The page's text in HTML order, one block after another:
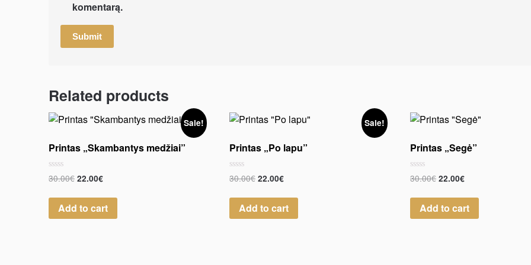
komentarą.
Related products
Sale!
Printas „Skambantys medžiai”
Rated
0
of
30.00€ 22.00€
Add to cart
Sale!
Printas „Po lapu”
Rated
0
of
30.00€ 22.00€
Add to cart
Printas „Segė”
Rated
0
of
30.00€ 22.00€
Add to cart